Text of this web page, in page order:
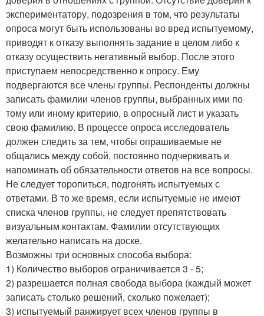
экспериментатору, подозрения в том, что результаты
опроса могут быть использованы во вред испытуемому,
приводят к отказу выполнять задание в целом либо к
отказу осуществить негативный выбор. После этого
приступаем непосредственно к опросу. Ему
подвергаются все члены группы. Респонденты должны
записать фамилии членов группы, выбранных ими по
тому или иному критерию, в опросный лист и указать
свою фамилию. В процессе опроса исследователь
должен следить за тем, чтобы опрашиваемые не
общались между собой, постоянно подчеркивать и
напоминать об обязательности ответов на все вопросы.
Не следует торопиться, подгонять испытуемых с
ответами. В то же время, если испытуемые не имеют
списка членов группы, не следует препятствовать
визуальным контактам. Фамилии отсутствующих
желательно написать на доске.
Возможны три основных способа выбора:
1) Количество выборов ограничивается 3 - 5;
2) разрешается полная свобода выбора (каждый может
записать столько решений, сколько пожелает);
3) испытуемый ранжирует всех членов группы в